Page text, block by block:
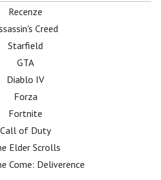
Recenze
Creed
Starfield
GTA
Diablo IV
Forza
Fortnite
Call of Duty
Elder Scrolls
Come: Deliverence